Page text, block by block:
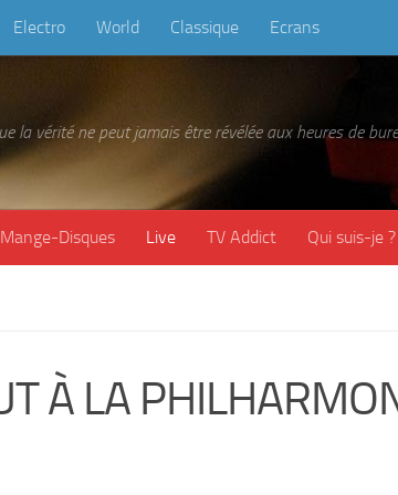
Electro World Classique Ecrans
la vérité ne peut jamais être révélée aux heures de
Mange-Disques Live TV Addict Qui suis-je ?
À LA